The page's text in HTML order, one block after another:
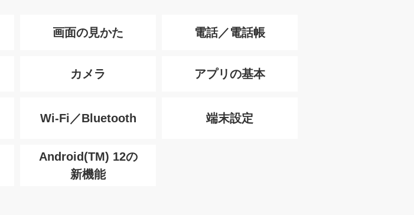
画面の見かた 電話／電話帳
カメラ アプリの基本
Wi-Fi／Bluetooth 端末設定
Android(TM) 12の
新機能